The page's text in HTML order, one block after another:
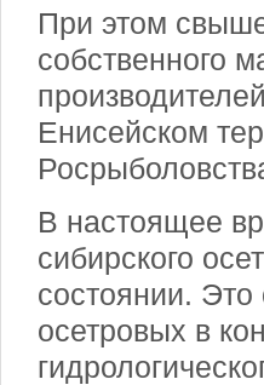
При этом
собственного
Енисейском
В настоящее
сибирского
состоянии.
осетровых в